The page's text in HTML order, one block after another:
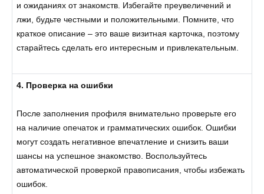
и ожиданиях от знакомств. Избегайте преувеличений и
лжи, будьте честными и положительными. Помните, что
краткое описание – это ваше визитная карточка, поэтому
старайтесь сделать его интересным и привлекательным.
4. Проверка на ошибки
После заполнения профиля внимательно проверьте его
на наличие опечаток и грамматических ошибок. Ошибки
могут создать негативное впечатление и снизить ваши
шансы на успешное знакомство. Воспользуйтесь
автоматической проверкой правописания, чтобы избежать
ошибок.